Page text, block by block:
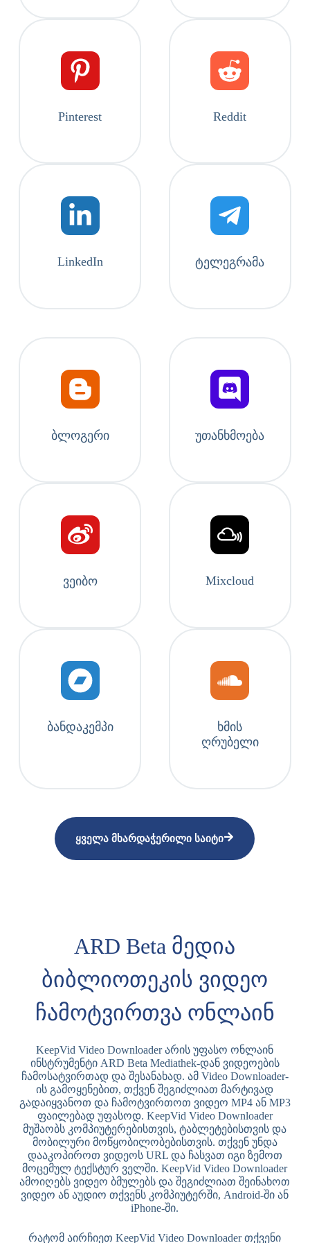
Pinterest Reddit
LinkedIn ტელეგრამა
ბლოგერი უთანხმოება
ვეიბო Mixcloud
ბანდაკემპი
ხმის
ღრუბელი
ყველა მხარდაჭერილი საიტი
ARD Beta მედია
ბიბლიოთეკის ვიდეო
ჩამოტვირთვა ონლაინ
KeepVid Video Downloader არის უფასო ონლაინ
ინსტრუმენტი ARD Beta Mediathek-დან ვიდეოების
ჩამოსატვირთად და შესანახად. ამ Video Downloader-
ის გამოყენებით, თქვენ შეგიძლიათ მარტივად
გადაიყვანოთ და ჩამოტვირთოთ ვიდეო MP4 ან MP3
ფაილებად უფასოდ. KeepVid Video Downloader
მუშაობს კომპიუტერებისთვის, ტაბლეტებისთვის და
მობილური მოწყობილობებისთვის. თქვენ უნდა
დააკოპიროთ ვიდეოს URL და ჩასვათ იგი ზემოთ
მოცემულ ტექსტურ ველში. KeepVid Video Downloader
ამოიღებს ვიდეო ბმულებს და შეგიძლიათ შეინახოთ
ვიდეო ან აუდიო თქვენს კომპიუტერში, Android-ში ან
iPhone-ში.
რატომ აირჩიეთ KeepVid Video Downloader თქვენი